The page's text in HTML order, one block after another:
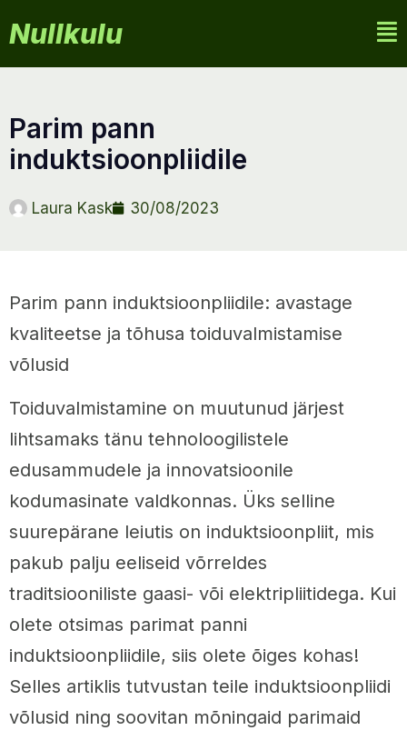
Nullkulu
parim pann
induktsioonpliidile
Laura Kask 30/08/2023
Parim pann induktsioonpliidile: avastage
kvaliteetse ja tõhusa toiduvalmistamise
võlusid
Toiduvalmistamine on muutunud järjest
lihtsamaks tänu tehnoloogilistele
edusammudele ja innovatsioonile
kodumasinate valdkonnas. Üks selline
suurepärane leiutis on induktsioonpliit, mis
pakub palju eeliseid võrreldes
traditsiooniliste gaasi- või elektripliitidega. Kui
olete otsimas parimat panni
induktsioonpliidile, siis olete õiges kohas!
Selles artiklis tutvustan teile induktsioonpliidi
võlusid ning soovitan mõningaid parimaid